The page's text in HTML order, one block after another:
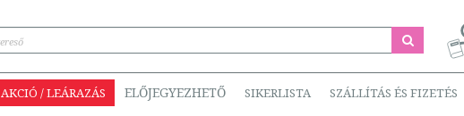
AKCIÓ / LEÁRAZÁS ELŐJEGYEZHETŐ SIKERLISTA SZÁLLÍTÁS ÉS FIZETÉS